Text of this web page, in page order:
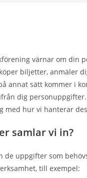
värnar om din
biljetter, anmäler
annat sätt kommer i
dig
med hur vi hanterar
samlar vi in?
de uppgifter som
till exempel: